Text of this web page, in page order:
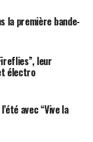
ICI
la première bande-
leur
électro
avec “Vive la